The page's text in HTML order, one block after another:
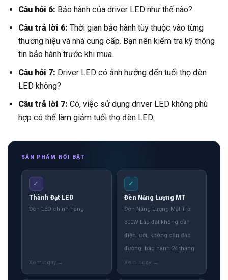
Câu hỏi 6: Bảo hành của driver LED như thế nào?
Câu trả lời 6: Thời gian bảo hành tùy thuộc vào từng
thương hiệu và nhà cung cấp. Bạn nên kiểm tra kỹ thông
tin bảo hành trước khi mua.
Câu hỏi 7: Driver LED có ảnh hưởng đến tuổi thọ đèn
LED không?
Câu trả lời 7: Có, việc sử dụng driver LED không phù
hợp có thể làm giảm tuổi thọ đèn LED.
SẢN PHẨM NỔI BẬT
✓
Thành Đạt LED
Đèn LED chính hãng
✓
Đèn Năng Lượng MT
Đèn Năng Lượng Mặt Trời
300W Lắp đặt không cần
điện lưới, không cần đào
đường, bảo hành 24 tháng.